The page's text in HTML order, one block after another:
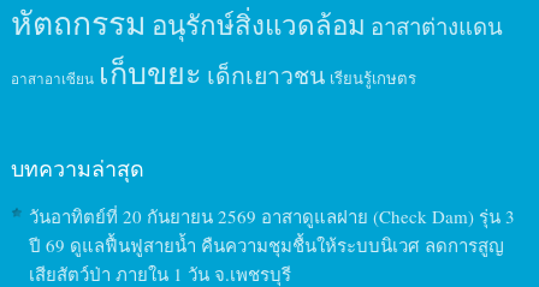
หัตถกรรม อนุรักษ์สิ่งแวดล้อม อาสาต่างแดน
อาสาอาเซียน เก็บขยะ เด็กเยาวชน เรียนรู้เกษตร
บทความล่าสุด
วันอาทิตย์ที่ 20 กันยายน 2569 อาสาดูแลฝาย (Check Dam) รุ่น 3
ปี 69 ดูแลฟื้นฟูสายน้ำ คืนความชุมชื้นให้ระบบนิเวศ ลดการสูญ
เสียสัตว์ป่า ภายใน 1 วัน จ.เพชรบุรี